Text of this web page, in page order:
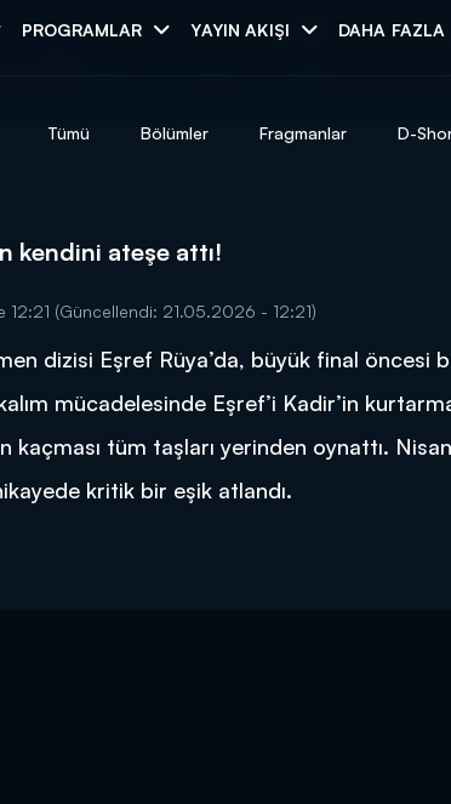
PROGRAMLAR YAYIN AKIŞI DAHA FAZLA
DİĞER SONUÇLAR
Tümü Bölümler Fragmanlar D-
kendini ateşe attı!
12:21 (Güncellendi: 21.05.2026 - 12:21)
dizisi Eşref Rüya’da, büyük final öncesi
mücadelesinde Eşref’i Kadir’in
kaçması tüm taşları yerinden oynattı.
kritik bir eşik atlandı.